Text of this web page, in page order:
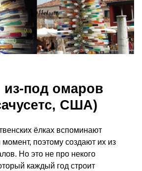
из-под омаров
США)
ёлках вспоминают
поэтому создают их из
Но это не про некого
каждый год строит